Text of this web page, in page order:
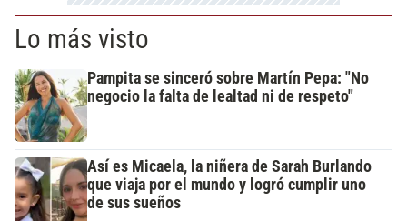
Lo más visto
Pampita se sinceró sobre Martín Pepa: "No
negocio la falta de lealtad ni de respeto"
Así es Micaela, la niñera de Sarah Burlando
que viaja por el mundo y logró cumplir uno
de sus sueños